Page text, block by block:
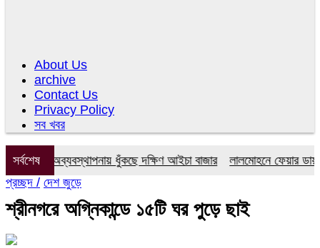
About Us
archive
Contact Us
Privacy Policy
সব খবর
সর্বশেষঅব্যবস্থাপনায় ধুঁকছে দক্ষিণ আইচা বাজার
লালমোহনে ফেয়ার
প্রচ্ছদ / দেশ জুড়ে
শ্রীনগরে অগ্নিকান্ডে ১৫টি ঘর পুড়ে ছাই